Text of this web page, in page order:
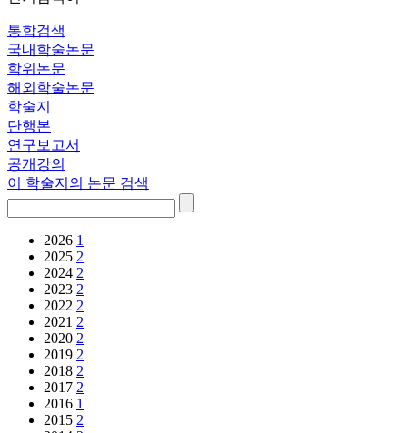
통합검색
국내학술논문
학위논문
해외학술논문
학술지
단행본
연구보고서
공개강의
이 학술지의 논문 검색
2026 1
2025 2
2024 2
2023 2
2022 2
2021 2
2020 2
2019 2
2018 2
2017 2
2016 1
2015 2